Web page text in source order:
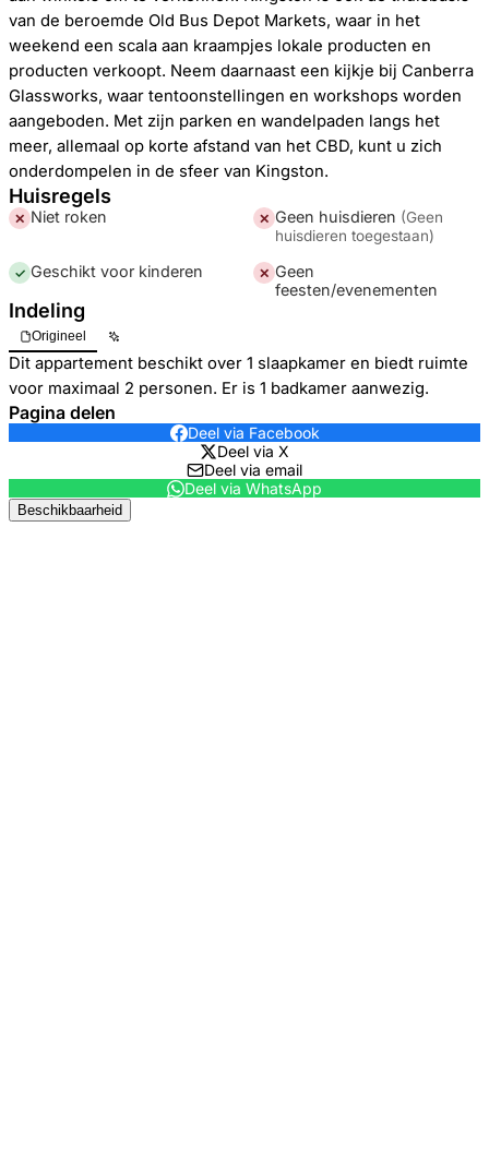
van de beroemde Old Bus Depot Markets, waar in het
weekend een scala aan kraampjes lokale producten en
producten verkoopt. Neem daarnaast een kijkje bij Canberra
Glassworks, waar tentoonstellingen en workshops worden
aangeboden. Met zijn parken en wandelpaden langs het
meer, allemaal op korte afstand van het CBD, kunt u zich
onderdompelen in de sfeer van Kingston.
Huisregels
✕ Niet roken ✕ Geen huisdieren (Geen
huisdieren toegestaan)
✓ Geschikt voor kinderen ✕ Geen
feesten/evenementen
Indeling
Origineel
Dit appartement beschikt over 1 slaapkamer en biedt ruimte
voor maximaal 2 personen. Er is 1 badkamer aanwezig.
Pagina delen
Deel via Facebook
Deel via X
Deel via email
Deel via WhatsApp
Beschikbaarheid